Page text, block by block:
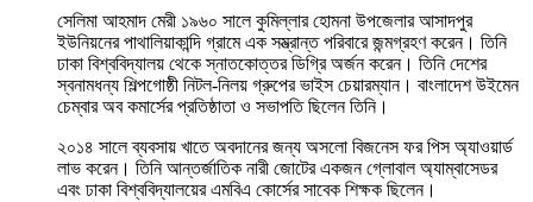
সেলিমা আহমাদ মেরী ১৯৬০ সালে কুমিল্লার হোমনা উপজেলার আসাদপুর
ইউনিয়নের পাথালিয়াকান্দি গ্রামে এক সম্ভ্রান্ত পরিবারে জন্মগ্রহণ করেন। তিনি
ঢাকা বিশ্ববিদ্যালয় থেকে স্নাতকোত্তর ডিগ্রি অর্জন করেন। তিনি দেশের
স্বনামধন্য শিল্পগোষ্ঠী নিটল-নিলয় গ্রুপের ভাইস চেয়ারম্যান। বাংলাদেশ উইমেন
চেম্বার অব কমার্সের প্রতিষ্ঠাতা ও সভাপতি ছিলেন তিনি।
২০১৪ সালে ব্যবসায় খাতে অবদানের জন্য অসলো বিজনেস ফর পিস অ্যাওয়ার্ড
লাভ করেন। তিনি আন্তর্জাতিক নারী জোটের একজন গ্লোবাল অ্যাম্বাসেডর
এবং ঢাকা বিশ্ববিদ্যালয়ের এমবিএ কোর্সের সাবেক শিক্ষক ছিলেন।